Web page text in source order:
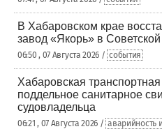
В Хабаровском крае
завод «Якорь» в
06:50 , 07 Августа 2026 / события
Хабаровская
поддельное санитарное
судовладельца
06:21 , 07 Августа 2026 / аварийность